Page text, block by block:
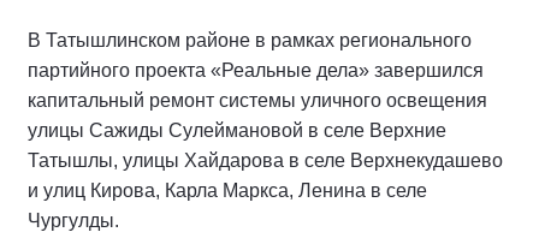
В Татышлинском районе в рамках регионального
партийного проекта «Реальные дела» завершился
капитальный ремонт системы уличного освещения
улицы Сажиды Сулеймановой в селе Верхние
Татышлы, улицы Хайдарова в селе Верхнекудашево
и улиц Кирова, Карла Маркса, Ленина в селе
Чургулды.